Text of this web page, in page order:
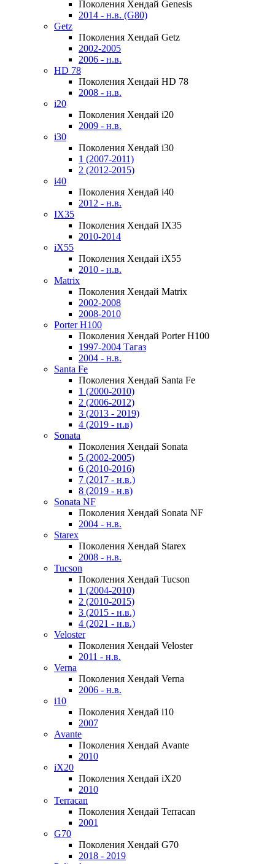
Поколения Хендай Genesis
2014 - н.в. (G80)
Getz
Поколения Хендай Getz
2002-2005
2006 - н.в.
HD 78
Поколения Хендай HD 78
2008 - н.в.
i20
Поколения Хендай i20
2009 - н.в.
i30
Поколения Хендай i30
1 (2007-2011)
2 (2012-2015)
i40
Поколения Хендай i40
2012 - н.в.
IX35
Поколения Хендай IX35
2010-2014
iX55
Поколения Хендай iX55
2010 - н.в.
Matrix
Поколения Хендай Matrix
2002-2008
2008-2010
Porter H100
Поколения Хендай Porter H100
1997-2004 Тагаз
2004 - н.в.
Santa Fe
Поколения Хендай Santa Fe
1 (2000-2010)
2 (2006-2012)
3 (2013 - 2019)
4 (2019 - н.в)
Sonata
Поколения Хендай Sonata
5 (2002-2005)
6 (2010-2016)
7 (2017 - н.в.)
8 (2019 - н.в)
Sonata NF
Поколения Хендай Sonata NF
2004 - н.в.
Starex
Поколения Хендай Starex
2008 - н.в.
Tucson
Поколения Хендай Tucson
1 (2004-2010)
2 (2010-2015)
3 (2015 - н.в.)
4 (2021 - н.в.)
Veloster
Поколения Хендай Veloster
2011 - н.в.
Verna
Поколения Хендай Verna
2006 - н.в.
i10
Поколения Хендай i10
2007
Avante
Поколения Хендай Avante
2010
iX20
Поколения Хендай iX20
2010
Terracan
Поколения Хендай Terracan
2001
G70
Поколения Хендай G70
2018 - 2019